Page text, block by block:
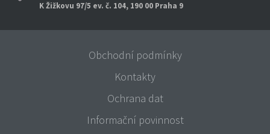
K Žižkovu 97/5 ev. č. 104, 190 00 Praha 9
Obchodní podmínky
Kontakty
Ochrana dat
Informační povinnost